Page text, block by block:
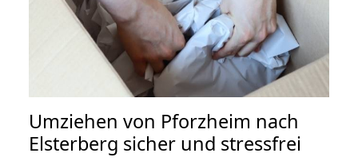
Umziehen von Pforzheim nach
Elsterberg sicher und stressfrei